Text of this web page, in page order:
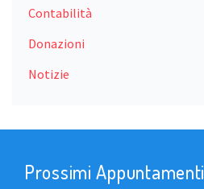
Contabilità
Donazioni
Notizie
Prossimi Appuntamenti